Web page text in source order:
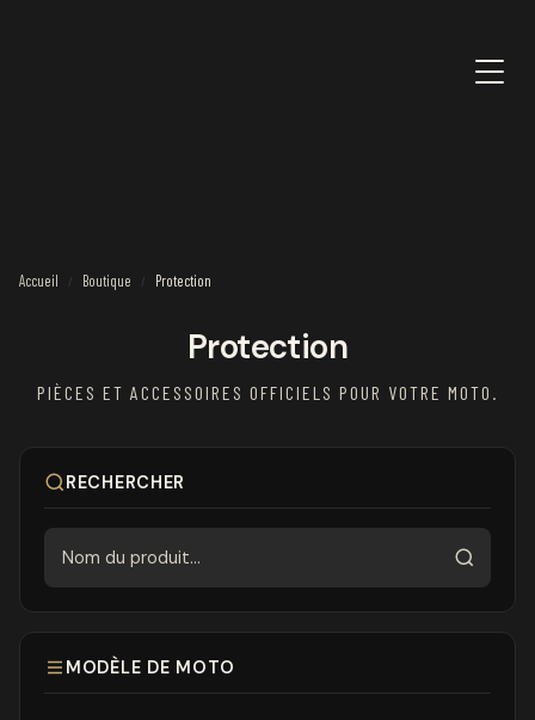
Accueil / Boutique / Protection
Protection
PIÈCES ET ACCESSOIRES OFFICIELS POUR VOTRE MOTO.
RECHERCHER
MODÈLE DE MOTO